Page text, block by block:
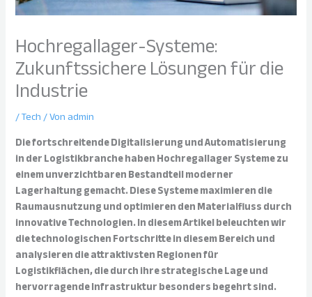
Hochregallager-Systeme:
Zukunftssichere Lösungen für die
Industrie
/Tech/ Vonadmin
Die fortschreitende Digitalisierung und Automatisierung
in der Logistikbranche haben Hochregallager Systeme zu
einem unverzichtbaren Bestandteil moderner
Lagerhaltung gemacht. Diese Systeme maximieren die
Raumausnutzung und optimieren den Materialfluss durch
innovative Technologien. In diesem Artikel beleuchten wir
die technologischen Fortschritte in diesem Bereich und
analysieren die attraktivsten Regionen für
Logistikflächen, die durch ihre strategische Lage und
hervorragende Infrastruktur besonders begehrt sind.